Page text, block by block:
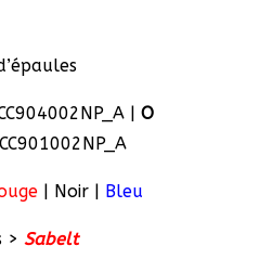
| O
| Noir | Bleu
> Sabelt